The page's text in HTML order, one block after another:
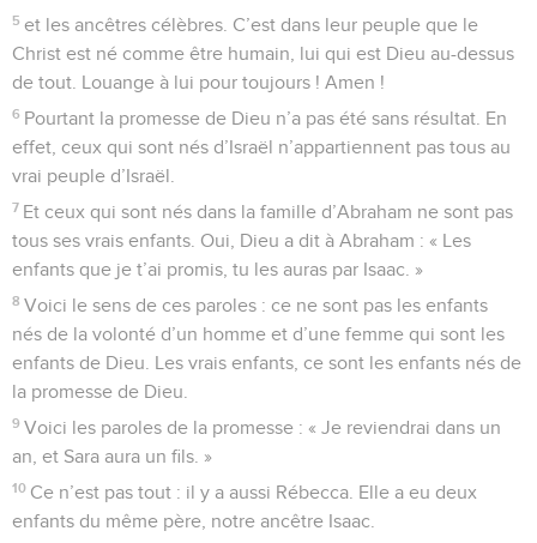
5 et les ancêtres célèbres. C’est dans leur peuple que le
Christ est né comme être humain, lui qui est Dieu au-dessus
de tout. Louange à lui pour toujours ! Amen !
6 Pourtant la promesse de Dieu n’a pas été sans résultat. En
effet, ceux qui sont nés d’Israël n’appartiennent pas tous au
vrai peuple d’Israël.
7 Et ceux qui sont nés dans la famille d’Abraham ne sont pas
tous ses vrais enfants. Oui, Dieu a dit à Abraham : « Les
enfants que je t’ai promis, tu les auras par Isaac. »
8 Voici le sens de ces paroles : ce ne sont pas les enfants
nés de la volonté d’un homme et d’une femme qui sont les
enfants de Dieu. Les vrais enfants, ce sont les enfants nés de
la promesse de Dieu.
9 Voici les paroles de la promesse : « Je reviendrai dans un
an, et Sara aura un fils. »
10 Ce n’est pas tout : il y a aussi Rébecca. Elle a eu deux
enfants du même père, notre ancêtre Isaac.